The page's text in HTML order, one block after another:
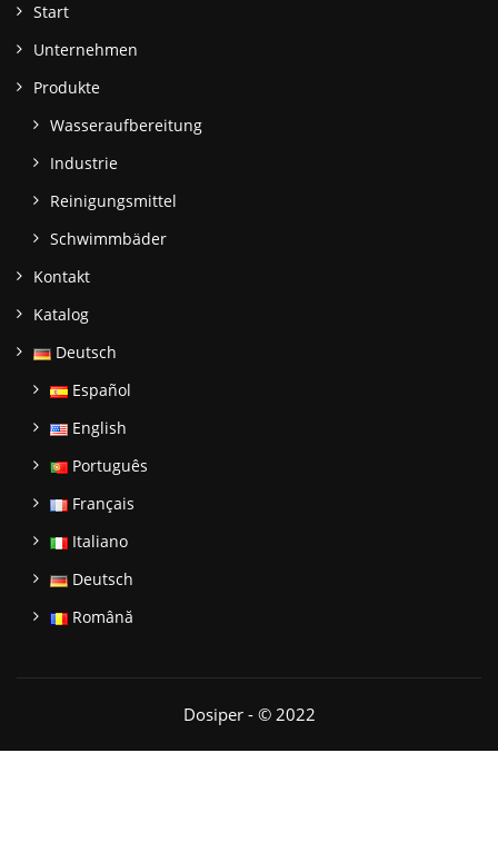
Start
Unternehmen
Produkte
Wasseraufbereitung
Industrie
Reinigungsmittel
Schwimmbäder
Kontakt
Katalog
Deutsch
Español
English
Português
Français
Italiano
Deutsch
Română
Dosiper - © 2022